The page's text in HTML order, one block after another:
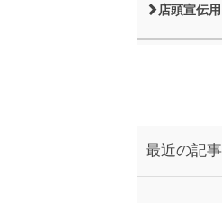
店頭宣伝
最近の記事